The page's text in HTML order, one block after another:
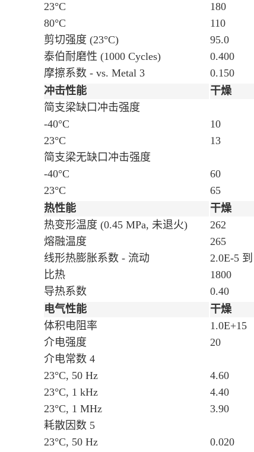
23°C
180
80°C
110
剪切强度 (23°C) 95.0
泰伯耐磨性 (1000 Cycles) 0.400
摩擦系数 - vs. Metal 3 0.150
冲击性能
干燥
简支梁缺口冲击强度
-40°C
10
23°C
13
简支梁无缺口冲击强度
-40°C
60
23°C
65
热性能
干燥
热变形温度 (0.45 MPa, 未退火) 262
熔融温度
265
线形热膨胀系数 - 流动
2.0E-5
比热
1800
导热系数
0.40
电气性能
干燥
体积电阻率
1.0E+15
介电强度
20
介电常数 4
23°C, 50 Hz
4.60
23°C, 1 kHz
4.40
23°C, 1 MHz
3.90
耗散因数 5
23°C, 50 Hz
0.020